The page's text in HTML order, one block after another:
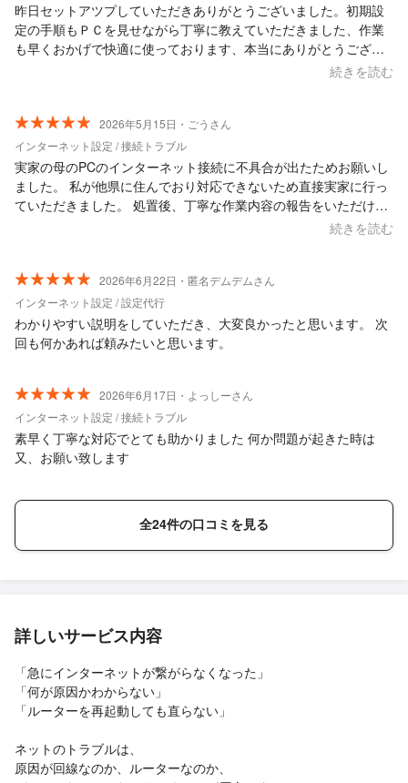
昨日セットアツプしていただきありがとうございました。初期設
定の手順もＰＣを見せながら丁寧に教えていただきました、作業
も早くおかげで快適に使っております、本当にありがとうござい
続きを読む
2026年5月15日・ごうさん
インターネット設定 / 接続トラブル
実家の母のPCのインターネット接続に不具合が出たためお願いし
ました。 私が他県に住んでおり対応できないため直接実家に行っ
ていただきました。 処置後、丁寧な作業内容の報告をいただけま
した。 訪問前の打ち合わせや段取りもしっかりしていて素晴らし
続きを読む
2026年6月22日・匿名デムデムさん
インターネット設定 / 設定代行
わかりやすい説明をしていただき、大変良かったと思います。 次
回も何かあれば頼みたいと思います。
2026年6月17日・よっしーさん
インターネット設定 / 接続トラブル
素早く丁寧な対応でとても助かりました 何か問題が起きた時は
又、お願い致します
全24件の口コミを見る
詳しいサービス内容
「急にインターネットが繋がらなくなった」
「何が原因かわからない」
「ルーターを再起動しても直らない」
ネットのトラブルは、
原因が回線なのか、ルーターなのか、